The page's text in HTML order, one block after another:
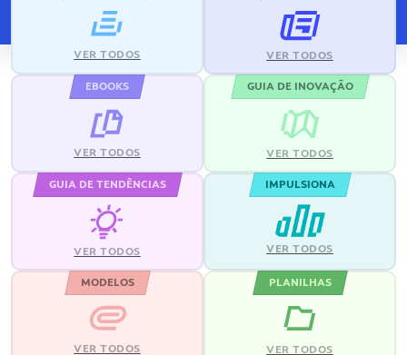
VER TODOS VER TODOS
EBOOKS
VER TODOS
GUIA DE INOVAÇÃO
VER TODOS
GUIA DE TENDÊNCIAS
VER TODOS
IMPULSIONA
VER TODOS
MODELOS
VER TODOS
PLANILHAS
VER TODOS